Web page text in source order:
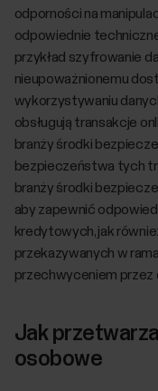
odporności na
odpowiednie
przykład szyfrowanie
nieupoważnionemu
wykorzystywaniu
obsługują transakcje
branży środki
bezpieczeństwa tych
branży środki
aby zapewnić
kredytowych, jak
przekazywanych w
przechwyceniem przez
Jak
osobowe